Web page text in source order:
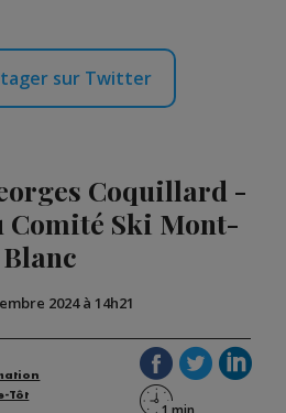
sur Twitter
Coquillard -
Comité Ski Mont-
Blanc
2024 à 14h21
Tôt